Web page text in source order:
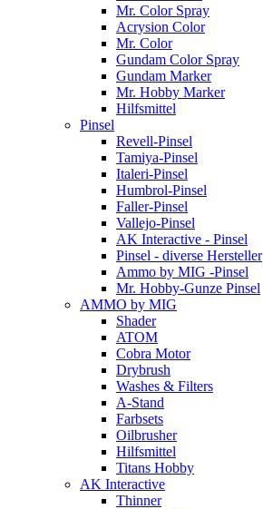
Mr. Color Spray
Acrysion Color
Mr. Color
Gundam Color Spray
Gundam Marker
Mr. Hobby Marker
Hilfsmittel
Pinsel
Revell-Pinsel
Tamiya-Pinsel
Italeri-Pinsel
Humbrol-Pinsel
Faller-Pinsel
Vallejo-Pinsel
AK Interactive - Pinsel
Pinsel - diverse Hersteller
Ammo by MIG -Pinsel
Mr. Hobby-Gunze Pinsel
AMMO by MIG
Shader
ATOM
Cobra Motor
Drybrush
Washes & Filters
A-Stand
Farbsets
Oilbrusher
Hilfsmittel
Titans Hobby
AK Interactive
Thinner